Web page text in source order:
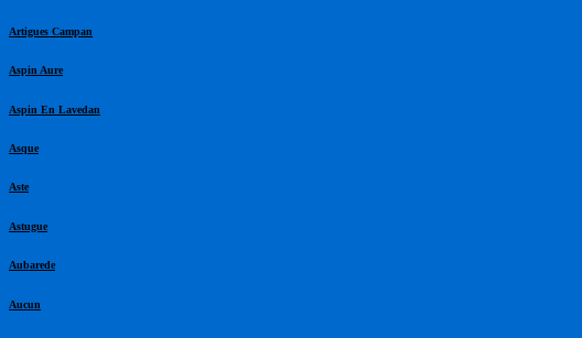
Artigues Campan
Aspin Aure
Aspin En Lavedan
Asque
Aste
Astugue
Aubarede
Aucun